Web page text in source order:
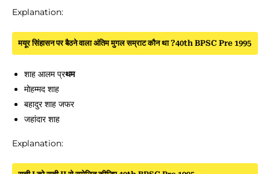
Explanation:
मयूर सिंहासन पर बैठने वाला अंतिम मुगल सम्राट कौन था ?40th BPSC Pre 1995
शाह आलम प्रथम
मोहम्मद शाह
बहादुर शाह जफर
जहांदार शाह
Explanation: